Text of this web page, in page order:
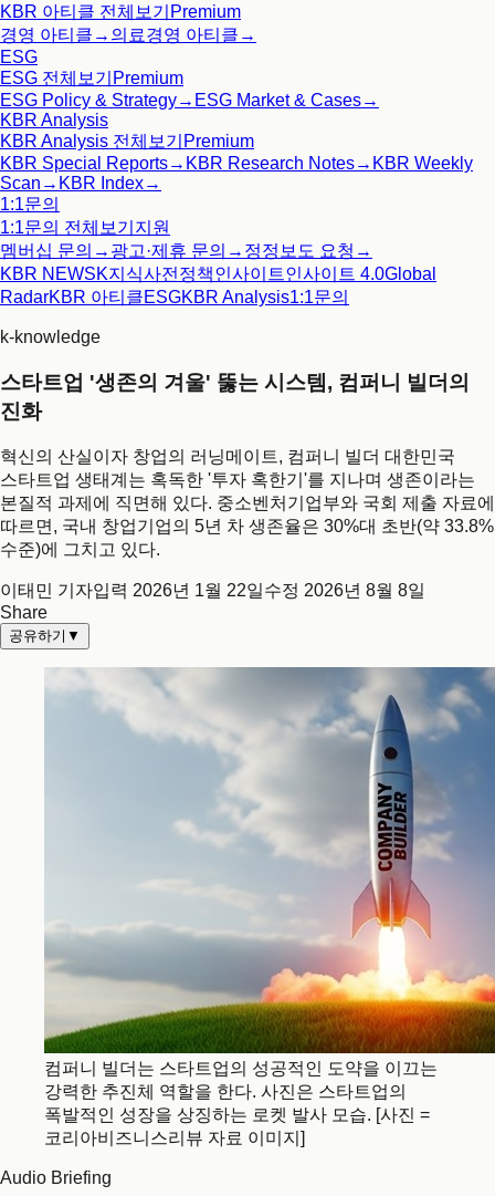
KBR 아티클 전체보기 Premium
경영 아티클 → 의료경영 아티클 →
ESG
ESG 전체보기 Premium
ESG Policy & Strategy→ ESG Market & Cases→
KBR Analysis
KBR Analysis 전체보기 Premium
KBR Special Reports→ KBR Research Notes→ KBR Weekly
Scan → KBR Index→
1:1문의
1:1문의 전체보기 지원
멤버십 문의 → 광고·제휴 문의 → 정정보도 요청 →
KBR NEWSK지식사전 정책인사이트인사이트 4.0Global
RadarKBR 아티클ESGKBR Analysis1:1문의
k-knowledge
스타트업 '생존의 겨울' 뚫는 시스템, 컴퍼니 빌더의
진화
혁신의 산실이자 창업의 러닝메이트, 컴퍼니 빌더 대한민국
스타트업 생태계는 혹독한 '투자 혹한기'를 지나며 생존이라는
본질적 과제에 직면해 있다. 중소벤처기업부와 국회 제출 자료에
따르면, 국내 창업기업의 5년 차 생존율은 30%대 초반(약 33.8%
수준)에 그치고 있다.
이태민 기자입력 2026년 1월 22일수정 2026년 8월 8일
Share
공유하기 ▼
컴퍼니 빌더는 스타트업의 성공적인 도약을 이끄는
강력한 추진체 역할을 한다. 사진은 스타트업의
폭발적인 성장을 상징하는 로켓 발사 모습. [사진 =
코리아비즈니스리뷰 자료 이미지]
Audio Briefing